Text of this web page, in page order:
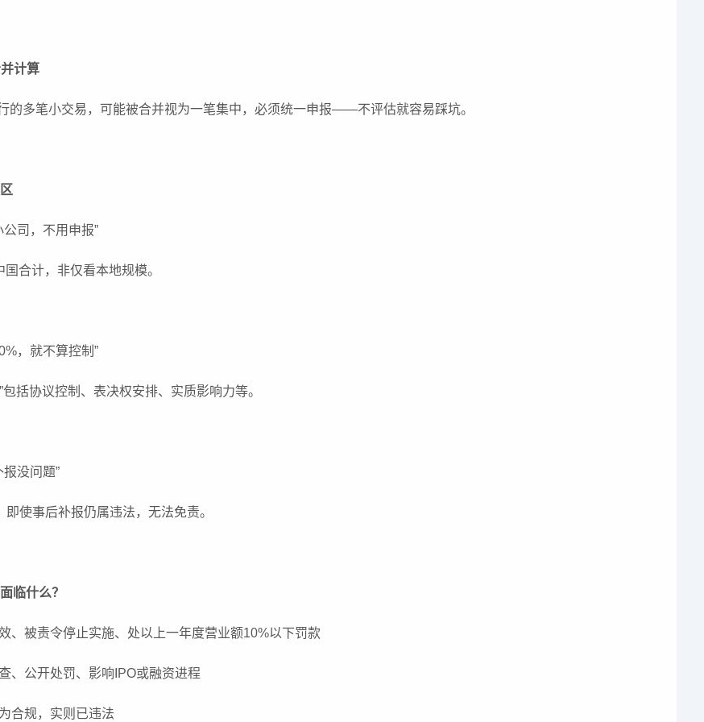
计算
的多笔小交易，可能被合并视为一笔集中，必须统一申报——不评估就容易踩坑。
公司，不用申报”
合计，非仅看本地规模。
，就不算控制”
包括协议控制、表决权安排、实质影响力等。
报没问题”
即使事后补报仍属违法，无法免责。
临什么？
、被责令停止实施、处以上一年度营业额10%以下罚款
、公开处罚、影响IPO或融资进程
合规，实则已违法